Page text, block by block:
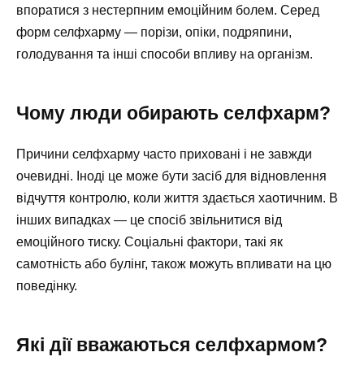
впоратися з нестерпним емоційним болем. Серед
форм селфхарму — порізи, опіки, подряпини,
голодування та інші способи впливу на організм.
Чому люди обирають селфхарм?
Причини селфхарму часто приховані і не завжди
очевидні. Іноді це може бути засіб для відновлення
відчуття контролю, коли життя здається хаотичним. В
інших випадках — це спосіб звільнитися від
емоційного тиску. Соціальні фактори, такі як
самотність або булінг, також можуть впливати на цю
поведінку.
Які дії вважаються селфхармом?